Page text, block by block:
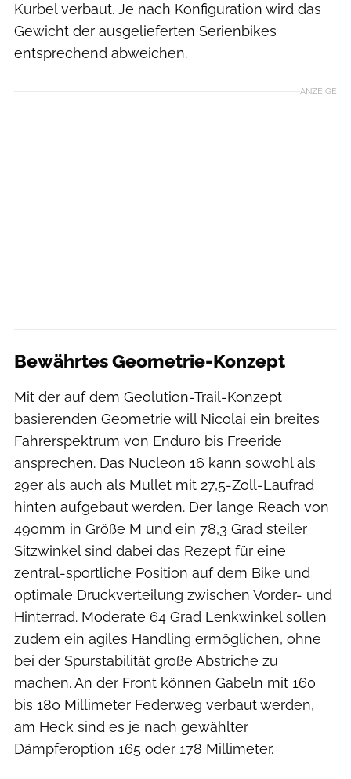
Kurbel verbaut. Je nach Konfiguration wird das
Gewicht der ausgelieferten Serienbikes
entsprechend abweichen.
ANZEIGE
Bewährtes Geometrie-Konzept
Mit der auf dem Geolution-Trail-Konzept
basierenden Geometrie will Nicolai ein breites
Fahrerspektrum von Enduro bis Freeride
ansprechen. Das Nucleon 16 kann sowohl als
29er als auch als Mullet mit 27,5-Zoll-Laufrad
hinten aufgebaut werden. Der lange Reach von
490mm in Größe M und ein 78,3 Grad steiler
Sitzwinkel sind dabei das Rezept für eine
zentral-sportliche Position auf dem Bike und
optimale Druckverteilung zwischen Vorder- und
Hinterrad. Moderate 64 Grad Lenkwinkel sollen
zudem ein agiles Handling ermöglichen, ohne
bei der Spurstabilität große Abstriche zu
machen. An der Front können Gabeln mit 160
bis 180 Millimeter Federweg verbaut werden,
am Heck sind es je nach gewählter
Dämpferoption 165 oder 178 Millimeter.